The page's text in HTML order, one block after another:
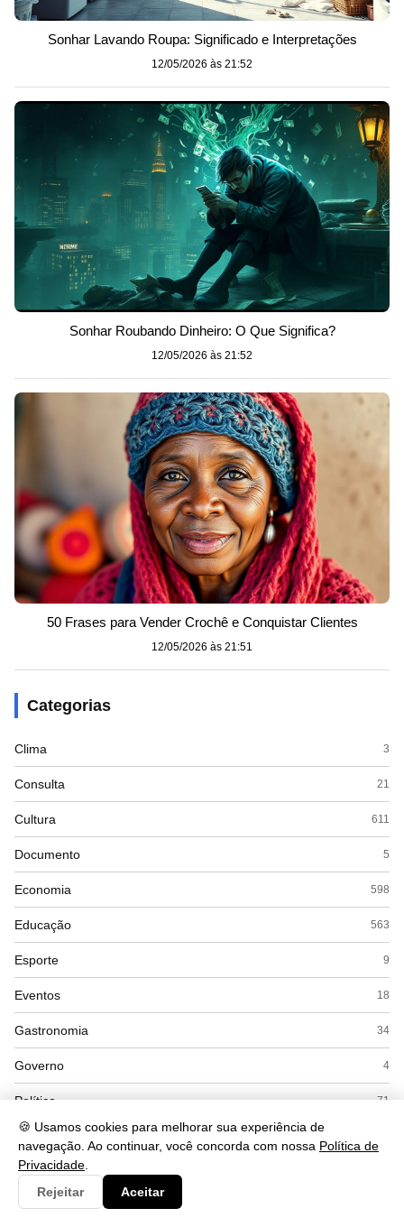
🍪 Usamos cookies para melhorar sua experiência de
navegação. Ao continuar, você concorda com nossa Política de
Privacidade
Rejeitar
Aceitar
Sonhar Lavando Roupa: Significado e Interpretações
12/05/2026 às 21:52
Sonhar Roubando Dinheiro: O Que Significa?
12/05/2026 às 21:52
50 Frases para Vender Crochê e Conquistar Clientes
12/05/2026 às 21:51
Categorias
Clima 3
Consulta 21
Cultura 611
Documento 5
Economia 598
Educação 563
Esporte 9
Eventos 18
Gastronomia 34
Governo 4
Política 71
Saúde
Segurança
Tecnologia